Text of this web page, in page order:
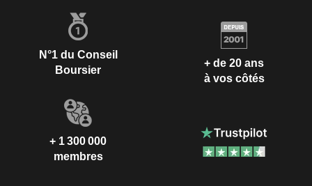
N°1 du Conseil
Boursier
+ de 20 ans
à vos côtés
+ 1 300 000
membres